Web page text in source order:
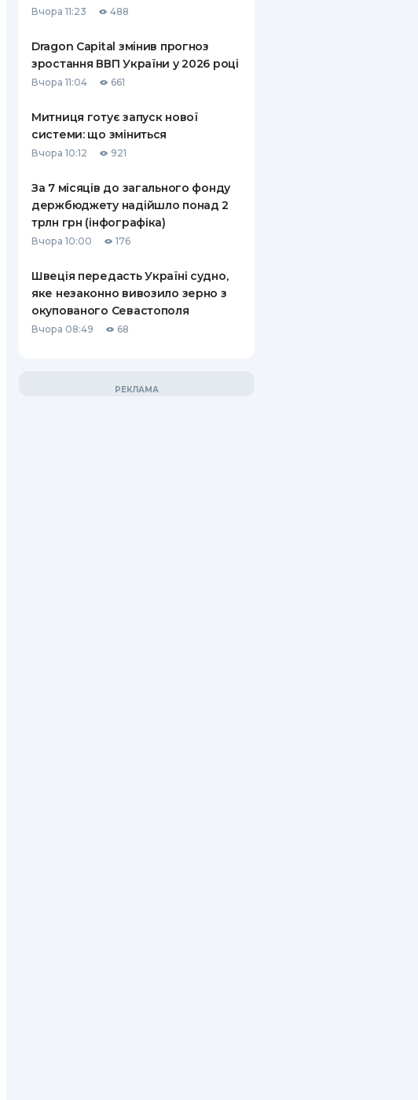
ВСІ СТРАХОВІ ПОЛІСИ
ВІДГУКИ ПРО СТРАХОВІ
КОМПАНІЇ
ДОСТАВКА І ОПЛАТА
КОНТАКТИ
Вчора 11:23 488
Dragon Capital змінив прогноз
зростання ВВП України у 2026 році
Вчора 11:04 661
Митниця готує запуск нової
системи: що зміниться
Вчора 10:12 921
За 7 місяців до загального фонду
держбюджету надійшло понад 2
трлн грн (інфографіка)
Вчора 10:00 176
Швеція передасть Україні судно,
яке незаконно вивозило зерно з
окупованого Севастополя
Вчора 08:49 68